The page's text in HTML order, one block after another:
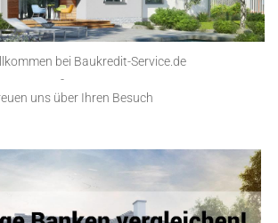
bei Baukredit-Service.de
-
uns über Ihren Besuch